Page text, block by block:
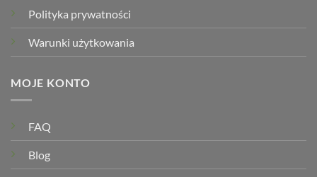
Polityka prywatności
Warunki użytkowania
MOJE KONTO
FAQ
Blog